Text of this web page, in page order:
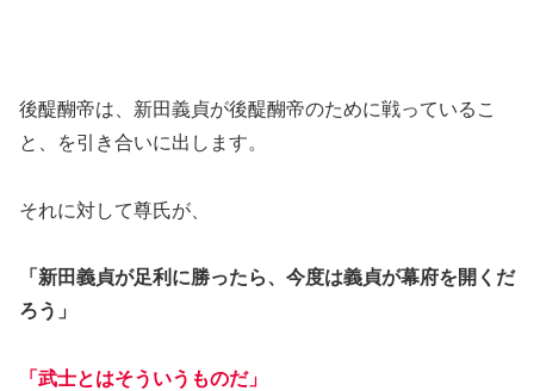
後醍醐帝は、新田義貞が後醍醐帝のために戦っているこ
と、を引き合いに出します。
それに対して尊氏が、
「新田義貞が足利に勝ったら、今度は義貞が幕府を開くだ
ろう」
「武士とはそういうものだ」